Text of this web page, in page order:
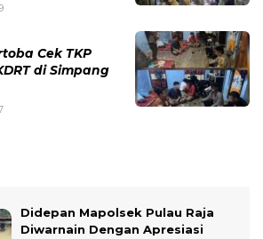
Cek TKP
di Simpang
Didepan Mapolsek Pulau Raja
Diwarnain Dengan Apresiasi